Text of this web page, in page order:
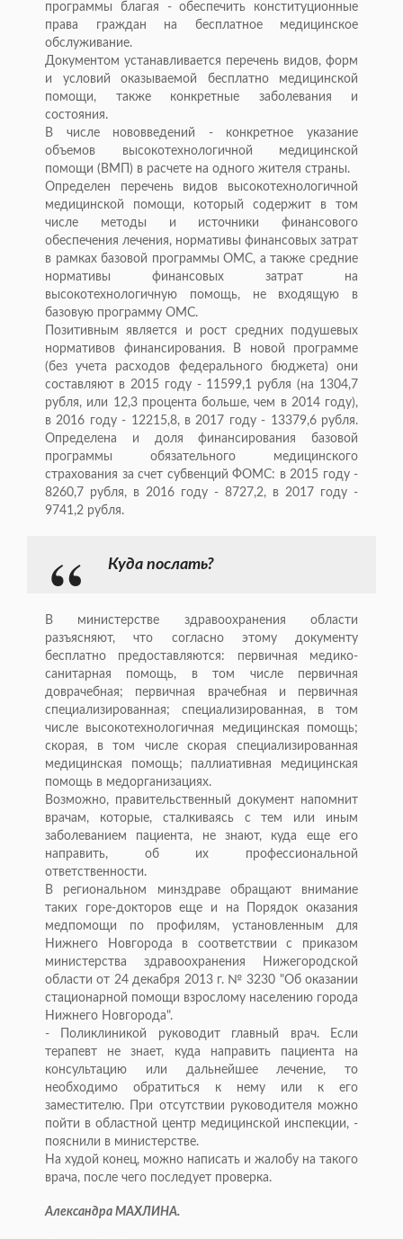
программы благая - обеспечить конституционные
права граждан на бесплатное медицинское
обслуживание.
Документом устанавливается перечень видов, форм
и условий оказываемой бесплатно медицинской
помощи, также конкретные заболевания и
состояния.
В числе нововведений - конкретное указание
объемов высокотехнологичной медицинской
помощи (ВМП) в расчете на одного жителя страны.
Определен перечень видов высокотехнологичной
медицинской помощи, который содержит в том
числе методы и источники финансового
обеспечения лечения, нормативы финансовых затрат
в рамках базовой программы ОМС, а также средние
нормативы финансовых затрат на
высокотехнологичную помощь, не входящую в
базовую программу ОМС.
Позитивным является и рост средних подушевых
нормативов финансирования. В новой программе
(без учета расходов федерального бюджета) они
составляют в 2015 году - 11599,1 рубля (на 1304,7
рубля, или 12,3 процента больше, чем в 2014 году),
в 2016 году - 12215,8, в 2017 году - 13379,6 рубля.
Определена и доля финансирования базовой
программы обязательного медицинского
страхования за счет субвенций ФОМС: в 2015 году -
8260,7 рубля, в 2016 году - 8727,2, в 2017 году -
9741,2 рубля.
Куда послать?
В министерстве здравоохранения области
разъясняют, что согласно этому документу
бесплатно предоставляются: первичная медико-
санитарная помощь, в том числе первичная
доврачебная; первичная врачебная и первичная
специализированная; специализированная, в том
числе высокотехнологичная медицинская помощь;
скорая, в том числе скорая специализированная
медицинская помощь; паллиативная медицинская
помощь в медорганизациях.
Возможно, правительственный документ напомнит
врачам, которые, сталкиваясь с тем или иным
заболеванием пациента, не знают, куда еще его
направить, об их профессиональной
ответственности.
В региональном минздраве обращают внимание
таких горе-докторов еще и на Порядок оказания
медпомощи по профилям, установленным для
Нижнего Новгорода в соответствии с приказом
министерства здравоохранения Нижегородской
области от 24 декабря 2013 г. № 3230 "Об оказании
стационарной помощи взрослому населению города
Нижнего Новгорода".
- Поликлиникой руководит главный врач. Если
терапевт не знает, куда направить пациента на
консультацию или дальнейшее лечение, то
необходимо обратиться к нему или к его
заместителю. При отсутствии руководителя можно
пойти в областной центр медицинской инспекции, -
пояснили в министерстве.
На худой конец, можно написать и жалобу на такого
врача, после чего последует проверка.
Александра МАХЛИНА.